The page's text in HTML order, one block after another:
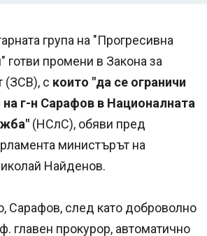
група на "Прогресивна
готви промени в Закона за
(ЗСВ), с които "да се ограничи
на г-н Сарафов в Националната
(НСлС), обяви пред
министърът на
Найденов.
Сарафов, след като доброволно
главен прокурор, автоматично